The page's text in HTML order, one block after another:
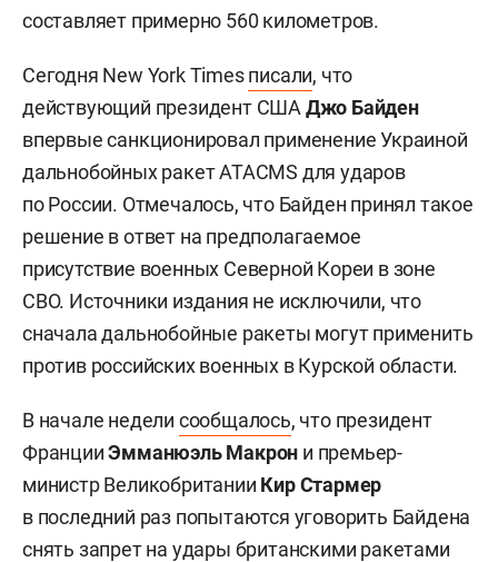
составляет примерно 560 километров.
Сегодня New York Timesписали, что
действующий президент США Джо Байден
впервые санкционировал применение Украиной
дальнобойных ракет ATACMS для ударов
по России. Отмечалось, что Байден принял такое
решение в ответ на предполагаемое
присутствие военных Северной Кореи в зоне
СВО. Источники издания не исключили, что
сначала дальнобойные ракеты могут применить
против российских военных в Курской области.
В начале недели сообщалось, что президент
ФранцииЭмманюэль Макрон и премьер-
министр Великобритании Кир Стармер
в последний раз попытаются уговорить Байдена
снять запрет на удары британскими ракетами